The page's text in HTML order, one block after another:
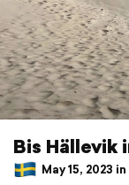
Bis Hällevik
May 15, 2023